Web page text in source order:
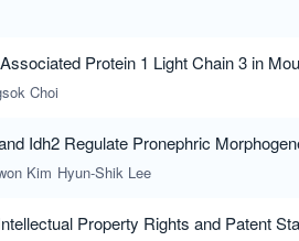
Protein 1 Light Chain 3 in
Choi
Idh2 Regulate Pronephric
Kim Hyun-Shik Lee
Property Rights and Patent